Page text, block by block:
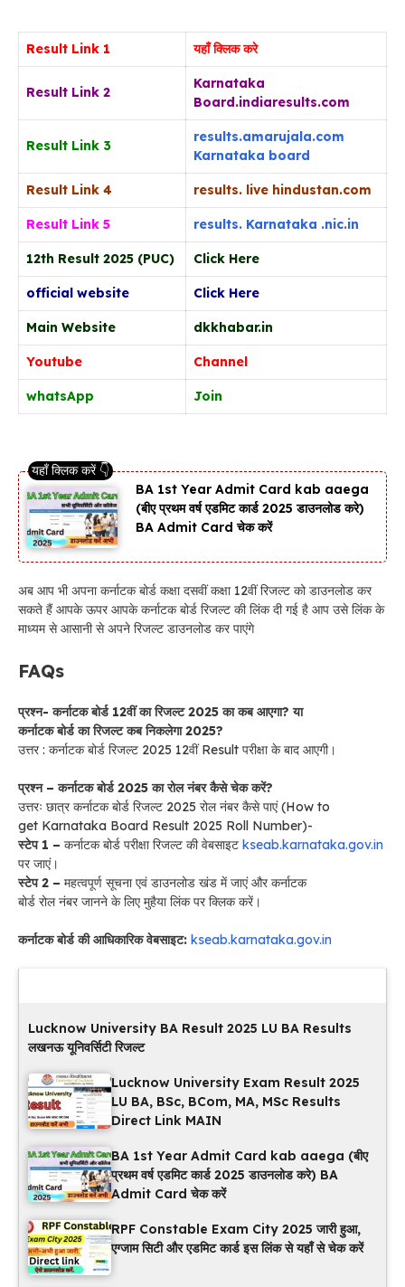
Result Link 1 यहाँ क्लिक करे
Result Link 2
Karnataka
Board.indiaresults.com
Result Link 3
results.amarujala.com
Karnataka board
Result Link 4 results. live hindustan.com
Result Link 5 results. Karnataka .nic.in
12th Result 2025 (PUC) Click Here
official website Click Here
Main Website dkkhabar.in
Youtube Channel
whatsApp Join
BA 1st Year Admit Card kab aaega
(बीए प्रथम वर्ष एडमिट कार्ड 2025 डाउनलोड करे)
BA Admit Card चेक करें
अब आप भी अपना कर्नाटक बोर्ड कक्षा दसवीं कक्षा 12वीं रिजल्ट को डाउनलोड कर
सकते हैं आपके ऊपर आपके कर्नाटक बोर्ड रिजल्ट की लिंक दी गई है आप उसे लिंक के
माध्यम से आसानी से अपने रिजल्ट डाउनलोड कर पाएंगे
FAQs
प्रश्न- कर्नाटक बोर्ड 12वीं का रिजल्ट 2025 का कब आएगा? या
कर्नाटक बोर्ड का रिजल्ट कब निकलेगा 2025?
उत्तर : कर्नाटक बोर्ड रिजल्ट 2025 12वीं Result परीक्षा के बाद आएगी।
प्रश्न – कर्नाटक बोर्ड 2025 का रोल नंबर कैसे चेक करें?
उत्तरः छात्र कर्नाटक बोर्ड रिजल्ट 2025 रोल नंबर कैसे पाएं (How to
get Karnataka Board Result 2025 Roll Number)-
स्टेप 1 – कर्नाटक बोर्ड परीक्षा रिजल्ट की वेबसाइट kseab.karnataka.gov.in
पर जाएं।
स्टेप 2 – महत्वपूर्ण सूचना एवं डाउनलोड खंड में जाएं और कर्नाटक
बोर्ड रोल नंबर जानने के लिए मुहैया लिंक पर क्लिक करें।
कर्नाटक बोर्ड की आधिकारिक वेबसाइट: kseab.karnataka.gov.in
Lucknow University BA Result 2025 LU BA Results
लखनऊ यूनिवर्सिटी रिजल्ट
Lucknow University Exam Result 2025
LU BA, BSc, BCom, MA, MSc Results
Direct Link MAIN
BA 1st Year Admit Card kab aaega (बीए
प्रथम वर्ष एडमिट कार्ड 2025 डाउनलोड करे) BA
Admit Card चेक करें
RPF Constable Exam City 2025 जारी हुआ,
एग्जाम सिटी और एडमिट कार्ड इस लिंक से यहाँ से चेक करें